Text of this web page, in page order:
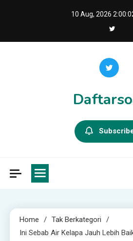
10 Aug, 2026
Home
Tak Berkategori
Ini Sebab Air Kelapa Jauh Lebih